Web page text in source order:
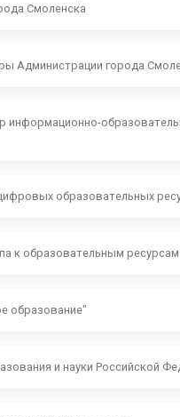
Смоленска
Администрации города
информационно-
образовательных
к образовательным ресурсам
образование"
и науки Российской